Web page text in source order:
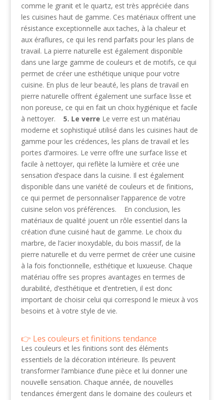
comme le granit et le quartz, est très appréciée dans
les cuisines haut de gamme. Ces matériaux offrent une
résistance exceptionnelle aux taches, à la chaleur et
aux éraflures, ce qui les rend parfaits pour les plans de
travail. La pierre naturelle est également disponible
dans une large gamme de couleurs et de motifs, ce qui
permet de créer une esthétique unique pour votre
cuisine. En plus de leur beauté, les plans de travail en
pierre naturelle offrent également une surface lisse et
non poreuse, ce qui en fait un choix hygiénique et facile
à nettoyer. 5. Le verre Le verre est un matériau
moderne et sophistiqué utilisé dans les cuisines haut de
gamme pour les crédences, les plans de travail et les
portes d’armoires. Le verre offre une surface lisse et
facile à nettoyer, qui reflète la lumière et crée une
sensation d’espace dans la cuisine. Il est également
disponible dans une variété de couleurs et de finitions,
ce qui permet de personnaliser l’apparence de votre
cuisine selon vos préférences. En conclusion, les
matériaux de qualité jouent un rôle essentiel dans la
création d’une cuisiné haut de gamme. Le choix du
marbre, de l’acier inoxydable, du bois massif, de la
pierre naturelle et du verre permet de créer une cuisine
à la fois fonctionnelle, esthétique et luxueuse. Chaque
matériau offre ses propres avantages en termes de
durabilité, d’esthétique et d’entretien, il est donc
important de choisir celui qui correspond le mieux à vos
besoins et à votre style de vie.
Les couleurs et finitions tendance
Les couleurs et les finitions sont des éléments
essentiels de la décoration intérieure. Ils peuvent
transformer l’ambiance d’une pièce et lui donner une
nouvelle sensation. Chaque année, de nouvelles
tendances émergent dans le domaine des couleurs et